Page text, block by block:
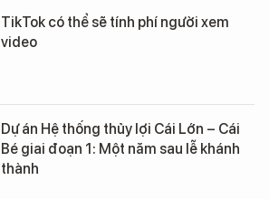
TikTok có thể sẽ tính phí người xem
video
Dự án Hệ thống thủy lợi Cái Lớn – Cái
Bé giai đoạn 1: Một năm sau lễ khánh
thành